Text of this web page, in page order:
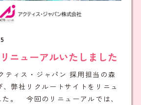
ニューアルいたしました
ティス・ジャパン 採用担当の森
弊社リクルートサイトをリニュ
た。 今回のリニューアルでは、